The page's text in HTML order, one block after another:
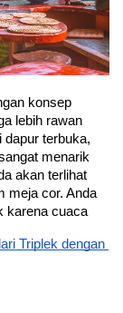
konsep
lebih rawan
dapur terbuka,
menarik
akan terlihat
meja cor. Anda
karena cuaca
Triplek dengan